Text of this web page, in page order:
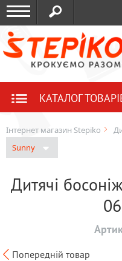
КАТАЛОГ
Інтернет магазин Stepiko
Sunny
Дитячі
Попередній товар